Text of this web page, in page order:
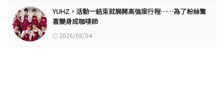
YUHZ，活動一結束就展開高強度行程……為了粉絲驚
喜變身成咖啡師
2026/08/04